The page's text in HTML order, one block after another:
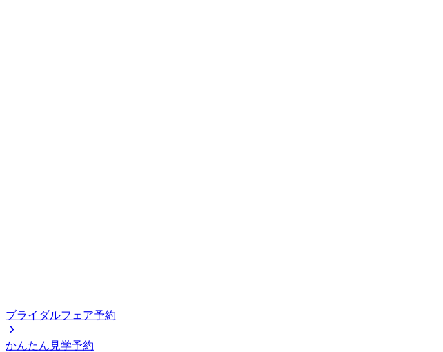
ブライダルフェア予約
かんたん見学予約